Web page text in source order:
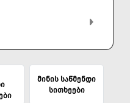
მინის საწმენდი
სითხეები